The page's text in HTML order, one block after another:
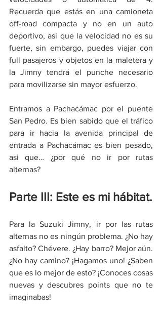
Recuerda que estás en una camioneta
off-road compacta y no en un auto
deportivo, asi que la velocidad no es su
fuerte, sin embargo, puedes viajar con
full pasajeros y objetos en la maletera y
la Jimny tendrá el punche necesario
para movilizarse sin mayor esfuerzo.
Entramos a Pachacámac por el puente
San Pedro. Es bien sabido que el tráfico
para ir hacia la avenida principal de
entrada a Pachacámac es bien pesado,
asi que… ¿por qué no ir por rutas
alternas?
Para la Suzuki Jimny, ir por las rutas
alternas no es ningún problema. ¿No hay
asfalto? Chévere. ¿Hay barro? Mejor aún.
¿No hay camino? ¡Hagamos uno! ¿Saben
que es lo mejor de esto? ¡Conoces cosas
nuevas y descubres points que no te
imaginabas!